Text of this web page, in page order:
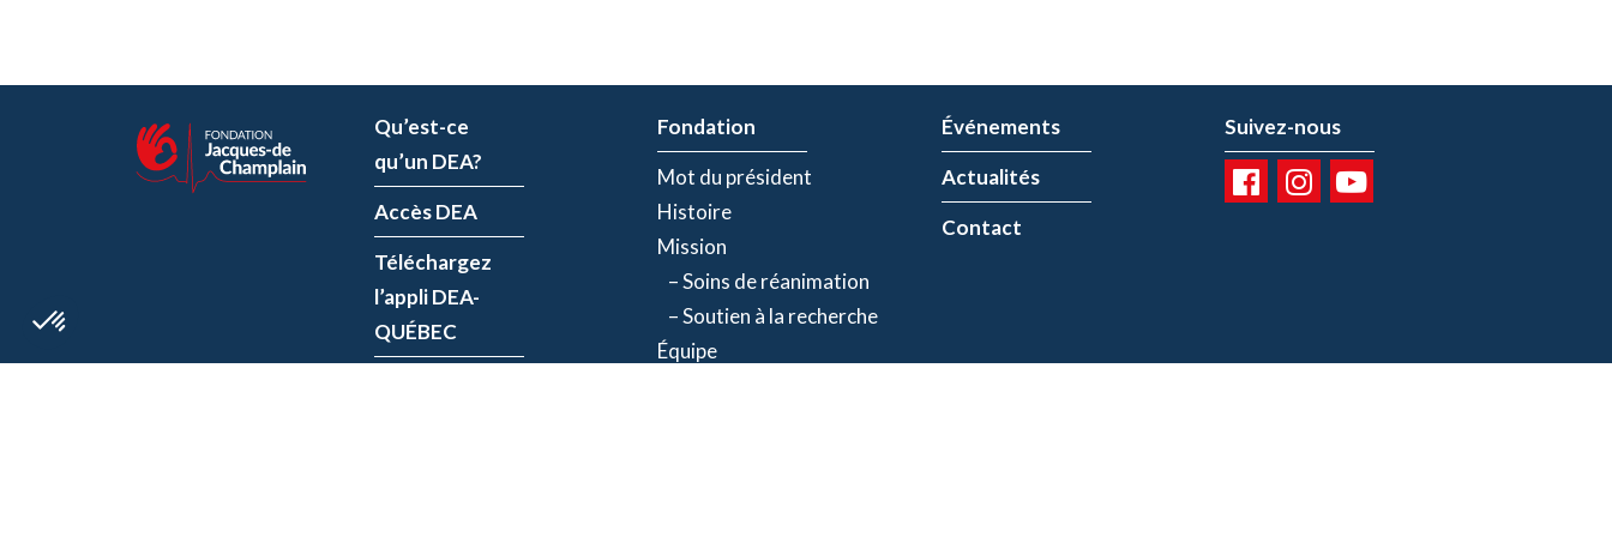
Qu’est-ce
qu’un DEA?
Accès DEA
Téléchargez
l’appli DEA-
QUÉBEC
Fondation
Mot du président
Histoire
Mission
– Soins de réanimation
– Soutien à la recherche
Équipe
Événements
Actualités
Contact
Suivez-nous